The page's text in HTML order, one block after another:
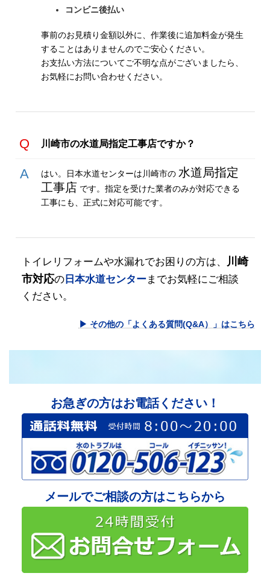
コンビニ後払い
事前のお見積り金額以外に、作業後に追加料金が発生
することはありませんのでご安心ください。
お支払い方法についてご不明な点がございましたら、
お気軽にお問い合わせください。
川崎市の水道局指定工事店ですか？
はい。日本水道センターは川崎市の 水道局指定
工事店 です。指定を受けた業者のみが対応できる
工事にも、正式に対応可能です。
トイレリフォームや水漏れでお困りの方は、
川崎
市対応の 日本水道センターまでお気軽にご相談
ください。
▶ その他の「よくある質問(Q&A）」はこちら
お急ぎの方はお電話ください！
メールでご相談の方はこちらから